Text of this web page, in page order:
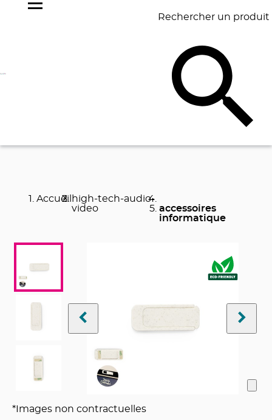
Rechercher un produit
BAGAGERIE BUREAU
Accueil high-tech-audio-
video
accessoires
informatique
*Images non contractuelles